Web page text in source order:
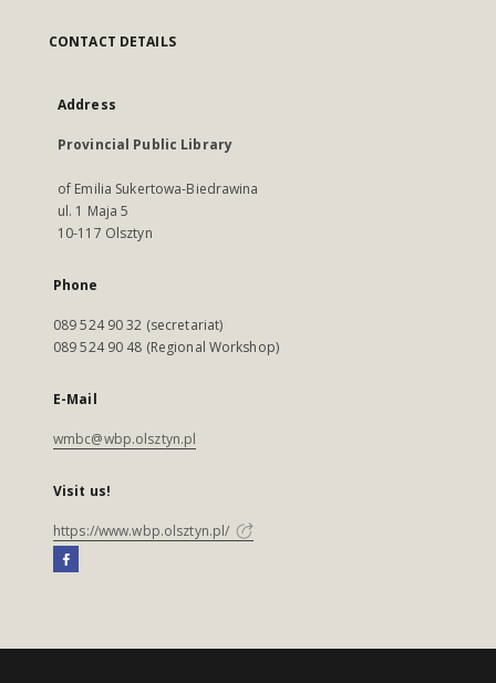
CONTACT DETAILS
Address
Provincial Public Library
of Emilia Sukertowa-Biedrawina
ul. 1 Maja 5
10-117 Olsztyn
Phone
089 524 90 32 (secretariat)
089 524 90 48 (Regional Workshop)
E-Mail
wmbc@wbp.olsztyn.pl
Visit us!
https://www.wbp.olsztyn.pl/